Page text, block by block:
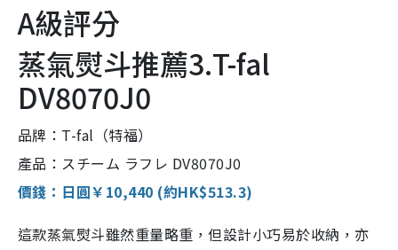
A級評分
蒸氣熨斗推薦3.T-fal
DV8070J0
品牌：T-fal（特福）
產品：スチーム ラフレ DV8070J0
價錢：日圓￥10,440 (約HK$513.3)
這款蒸氣熨斗雖然重量略重，但設計小巧易於收納，亦